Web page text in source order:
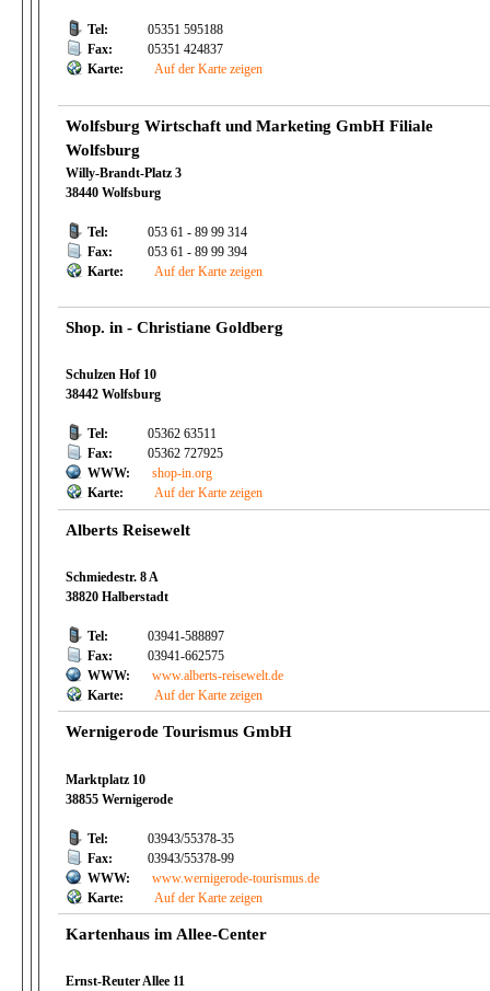
Tel:
05351 595188
Fax:
05351 424837
Karte:
Auf der Karte zeigen
Wolfsburg Wirtschaft und Marketing GmbH Filiale
Wolfsburg
Willy-Brandt-Platz 3
38440 Wolfsburg
Tel:
053 61 - 89 99 314
Fax:
053 61 - 89 99 394
Karte:
Auf der Karte zeigen
Shop. in - Christiane Goldberg
Schulzen Hof 10
38442 Wolfsburg
Tel:
05362 63511
Fax:
05362 727925
WWW:
shop-in.org
Karte:
Auf der Karte zeigen
Alberts Reisewelt
Schmiedestr. 8 A
38820 Halberstadt
Tel:
03941-588897
Fax:
03941-662575
WWW:
www.alberts-reisewelt.de
Karte:
Auf der Karte zeigen
Wernigerode Tourismus GmbH
Marktplatz 10
38855 Wernigerode
Tel:
03943/55378-35
Fax:
03943/55378-99
WWW:
www.wernigerode-tourismus.de
Karte:
Auf der Karte zeigen
Kartenhaus im Allee-Center
Ernst-Reuter Allee 11